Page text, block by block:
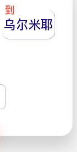
到
乌尔米耶